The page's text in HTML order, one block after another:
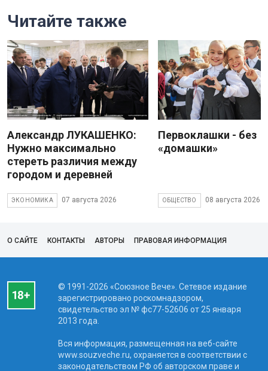
Читайте также
Александр ЛУКАШЕНКО:
Нужно максимально
стереть различия между
городом и деревней
ЭКОНОМИКА 07 августа 2026
Первоклашки - без
«домашки»
ОБЩЕСТВО 08 августа 2026
О САЙТЕ КОНТАКТЫ АВТОРЫ ПРАВОВАЯ ИНФОРМАЦИЯ
© 1991-2026 «Союзное Вече». Сетевое издание
зарегистрировано роскомнадзором,
свидетельство эл № фc77-52606 от 25 января
2013 года.
Вся информация, размещенная на веб-сайте
www.souzveche.ru, охраняется в соответствии с
законодательством РФ об авторском праве и